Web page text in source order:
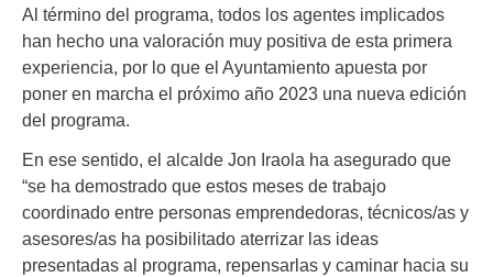
Al término del programa, todos los agentes implicados
han hecho una valoración muy positiva de esta primera
experiencia, por lo que el Ayuntamiento apuesta por
poner en marcha el próximo año 2023 una nueva edición
del programa.
En ese sentido, el alcalde Jon Iraola ha asegurado que
“se ha demostrado que estos meses de trabajo
coordinado entre personas emprendedoras, técnicos/as y
asesores/as ha posibilitado aterrizar las ideas
presentadas al programa, repensarlas y caminar hacia su